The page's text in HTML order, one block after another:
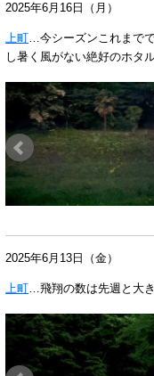
2025年6月16 日（月）
上町…今シーズンこれまで
し暑く風がない絶好のホタ
2025年6月13日（金）
上町…飛翔の数は先週と大